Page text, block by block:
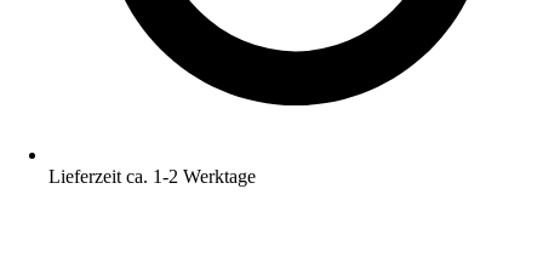
Lieferzeit ca. 1-2 Werktage